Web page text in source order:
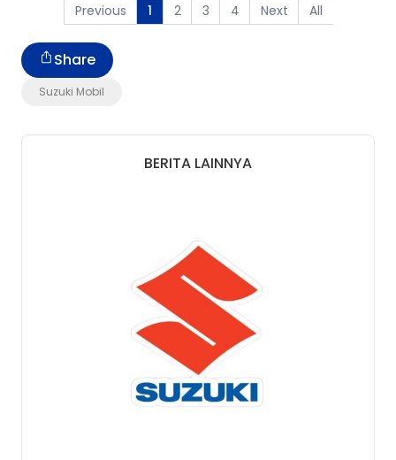
Previous 1 2 3 4 Next All
Suzuki Mobil
Share
BERITA LAINNYA